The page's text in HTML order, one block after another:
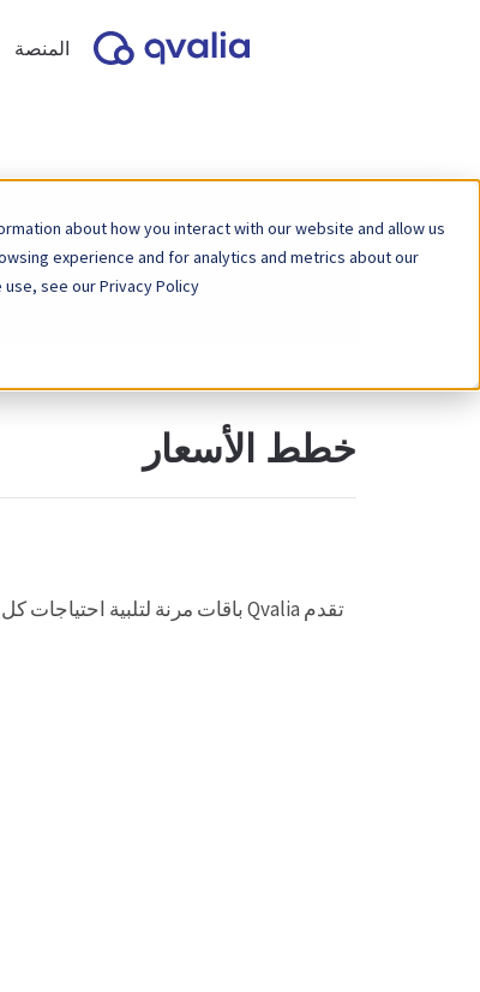
about how you interact with our website and allow us
experience and for analytics and metrics about our
see our Privacy Policy.
المنصة
خطط الأسعار
تقدم Qvalia باقات مرنة لتلبية احتياجات كل من الشركات الصغيرة والمؤسسات الكبيرة. وقد صُممت باقاتنا من أجل...